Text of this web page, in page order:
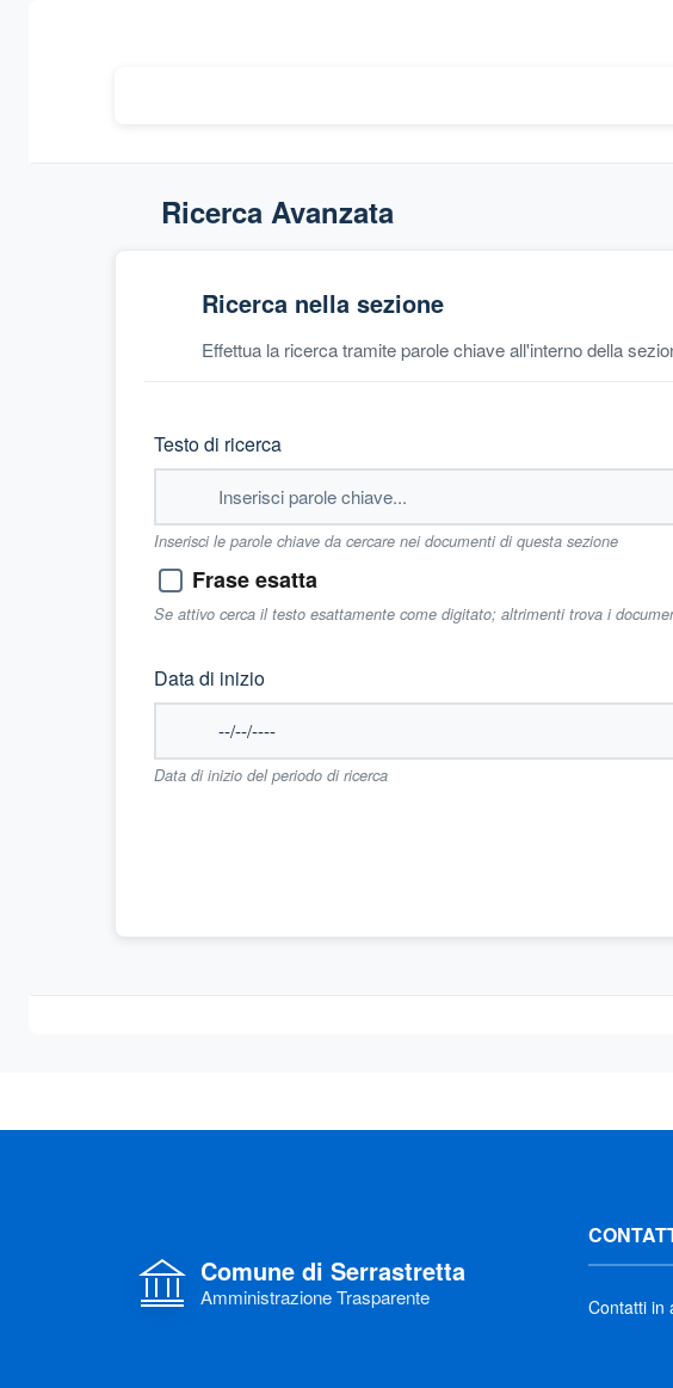
Ricerca Avanzata
Ricerca nella sezione
Effettua la ricerca tramite parole chiave all'interno della
Testo di ricerca
Inserisci le parole chiave da cercare nei documenti di questa sezione
Frase esatta
Se attivo cerca il testo esattamente come digitato; altrimenti trova i
Data di inizio
Data di inizio del periodo di ricerca
Comune di Serrastretta
Amministrazione Trasparente Contatti in